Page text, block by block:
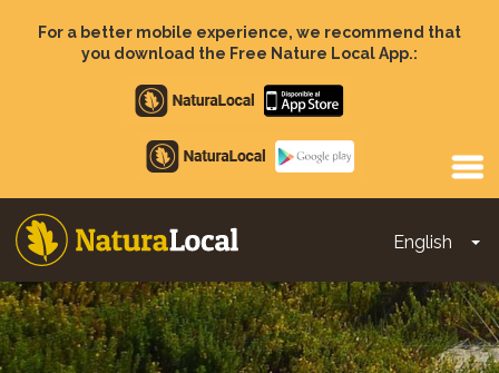
For a better mobile experience, we recommend that
you download the Free Nature Local App.:
Apple
store
Google
Play
English
Main
navigation